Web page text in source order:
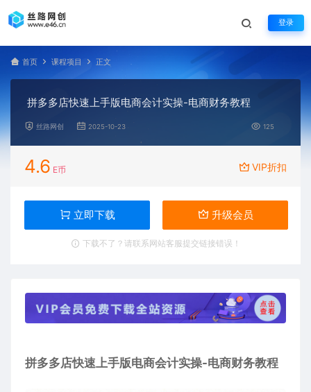
登录
首页 课程项目 正文
拼多多店快速上手版电商会计实操-电商财务教程
丝路网创 2025-10-23 125
4.6 E币 VIP折扣
立即下载 升级会员
下载不了？请联系网站客服提交链接错误！
拼多多店快速上手版电商会计实操-电商财务教程